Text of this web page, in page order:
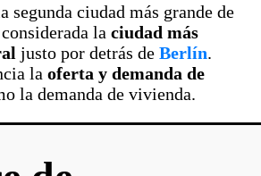
segunda ciudad más grande de
la ciudad más
justo por detrás de Berlín.
la oferta y demanda de
la demanda de vivienda.